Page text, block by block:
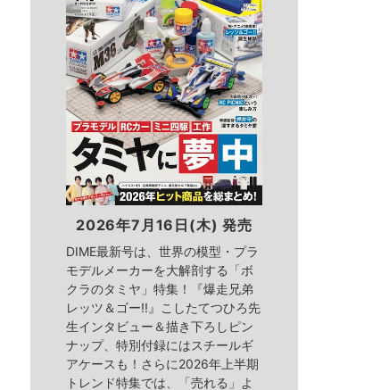
2026年7月16日(木) 発売
DIME最新号は、世界の模型・プラ
モデルメーカーを大解剖する「ボ
クラのタミヤ」特集！『爆走兄弟
レッツ＆ゴー!!』こしたてつひろ先
生インタビュー＆描き下ろしピン
ナップ、特別付録にはスチールギ
アケースも！さらに2026年上半期
トレンド特集では、「売れる」よ